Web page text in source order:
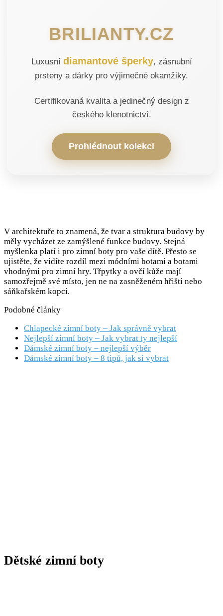
BRILIANTY.CZ
Luxusní diamantové šperky, zásnubní
prsteny a dárky pro výjimečné okamžiky.
Certifikovaná kvalita a jedinečný design z
českého klenotnictví.
Prohlédnout kolekci
V architektuře to znamená, že tvar a struktura budovy by
měly vycházet ze zamýšlené funkce budovy. Stejná
myšlenka platí i pro zimní boty pro vaše dítě. Přesto se
ujistěte, že vidíte rozdíl mezi módními botami a botami
vhodnými pro zimní hry. Třpytky a ovčí kůže mají
samozřejmě své místo, jen ne na zasněženém hřišti nebo
sáňkařském kopci.
Podobné články
Chlapecké zimní boty – Jak správně vybrat
Nejlepší zimní boty – Jak vybrat ty nejlepší
Dámské zimní boty – nejlepší výběr
Dámské zimní boty – 8 tipů, jak si vybrat
Dětské zimní boty